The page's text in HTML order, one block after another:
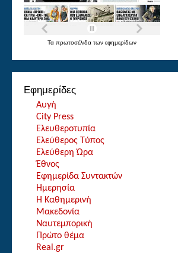
Τα πρωτοσέλιδα των εφημερίδων
Εφημερίδες
Αυγή
City Press
Ελευθεροτυπία
Ελεύθερος Τύπος
Ελεύθερη Ώρα
Έθνος
Εφημερίδα Συντακτών
Ημερησία
Η Καθημερινή
Μακεδονία
Ναυτεμπορική
Πρώτο θέμα
Real.gr